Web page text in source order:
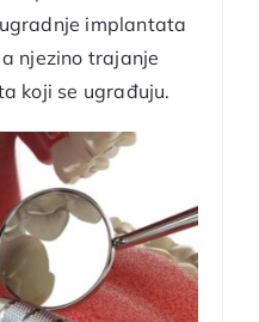
implantata
njezino trajanje
koji se ugrađuju.